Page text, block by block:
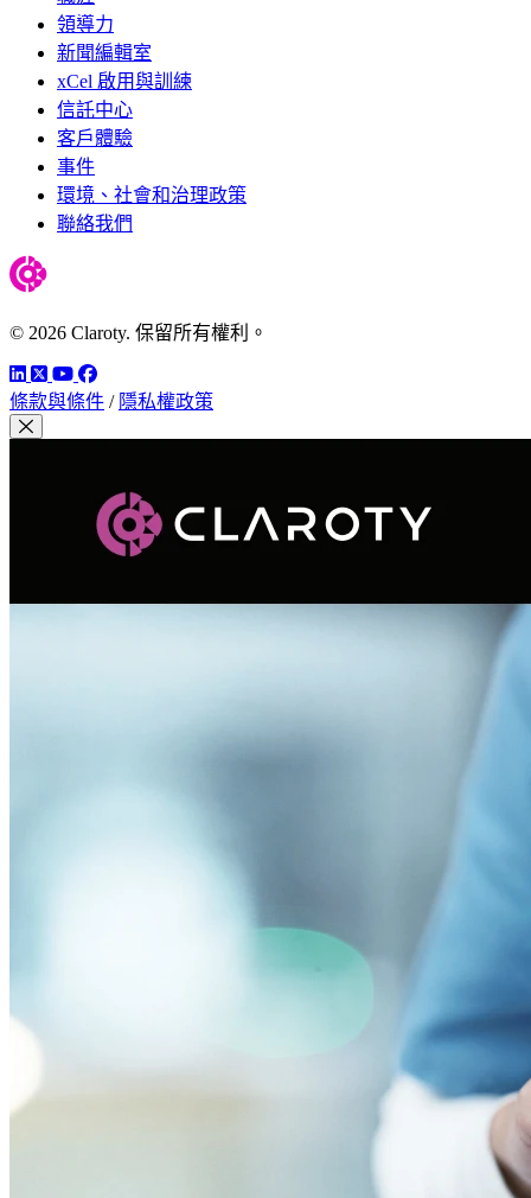
領導力
新聞編輯室
xCel 啟用與訓練
信託中心
客戶體驗
事件
環境、社會和治理政策
聯絡我們
© 2026 Claroty. 保留所有權利。
LinkedIn
TwitterYouTube
Facebook
條款與條件 / 隱私權政策